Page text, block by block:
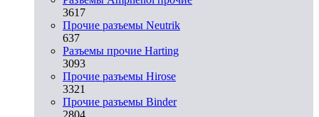
3617
Прочие разъемы Neutrik
637
Разъемы прочие Harting
3093
Прочие разъемы Hirose
3321
Прочие разъемы Binder
2804